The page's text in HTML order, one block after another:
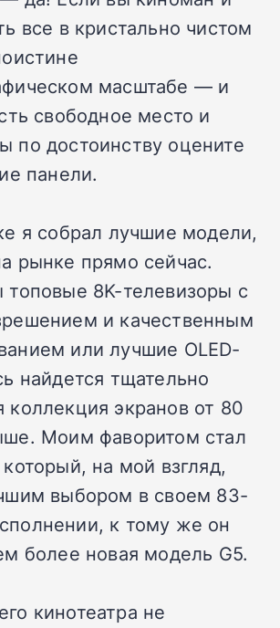
все в кристально чистом
масштабе — и
свободное место и
достоинству оцените
панели.
я собрал лучшие модели,
рынке прямо сейчас.
8K-телевизоры с
и качественным
или лучшие OLED-
найдется тщательно
коллекция экранов от 80
Моим фаворитом стал
который, на мой взгляд,
выбором в своем 83-
к тому же он
более новая модель G5.
кинотеатра не